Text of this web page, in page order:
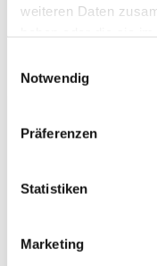
weiteren Daten
Notwendig
Präferenzen
Statistiken
Marketing
KI-Fundament für